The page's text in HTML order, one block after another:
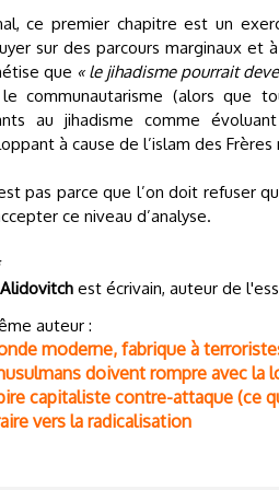
ce premier chapitre est un
sur des parcours marginaux
que « le jihadisme pourrait
communautarisme (alors que
au jihadisme comme
à cause de l’islam des
pas parce que l’on doit refuser
ce niveau d’analyse.
est écrivain, auteur de
auteur :
moderne, fabrique à
doivent rompre avec
capitaliste contre-attaque (ce
vers la radicalisation